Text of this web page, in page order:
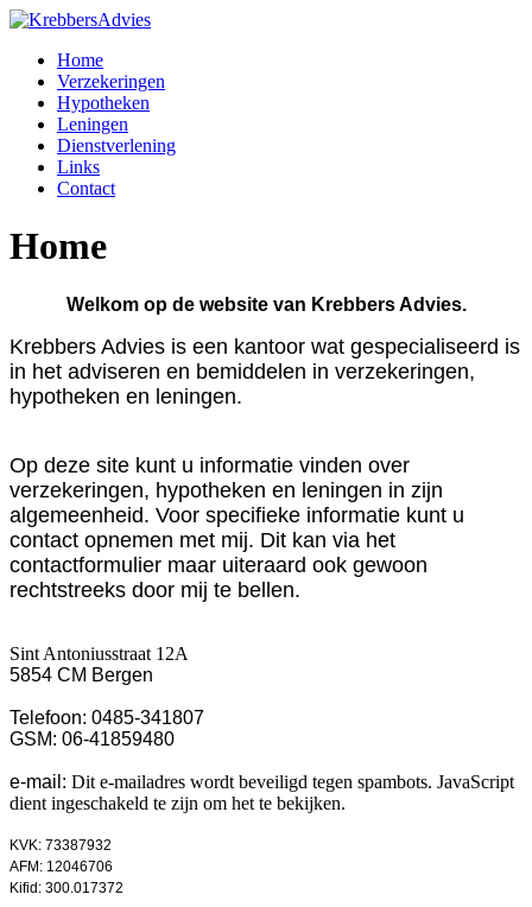
Home
Verzekeringen
Hypotheken
Leningen
Dienstverlening
Links
Contact
Home
Welkom op de website van Krebbers Advies.
Krebbers Advies is een kantoor wat gespecialiseerd is
in het adviseren en bemiddelen in verzekeringen,
hypotheken en leningen.
Op deze site kunt u informatie vinden over
verzekeringen, hypotheken en leningen in zijn
algemeenheid. Voor specifieke informatie kunt u
contact opnemen met mij. Dit kan via het
contactformulier maar uiteraard ook gewoon
rechtstreeks door mij te bellen.
Sint Antoniusstraat 12A
5854 CM Bergen
Telefoon: 0485-341807
GSM: 06-41859480
e-mail: Dit e-mailadres wordt beveiligd tegen spambots. JavaScript
dient ingeschakeld te zijn om het te bekijken.
KVK: 73387932
AFM: 12046706
Kifid: 300.017372